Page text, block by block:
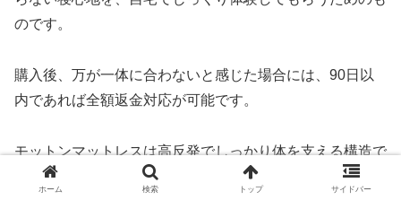
のです。
購入後、万が一体に合わないと感じた場合には、90日以
内であれば全額返金対応が可能です。
モットンマットレスは高反発でしっかり体を支える構造で
すが、人によって硬さの好みや感じ方は異なります。
ホーム 検索 トップ サイドバー